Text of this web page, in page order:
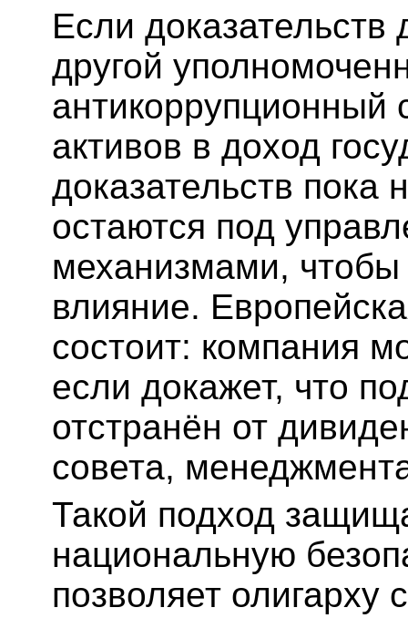
Если
другой
антикоррупционный
активов в доход
доказательств пока
остаются под
механизмами, чтобы
влияние.
состоит: компания
если докажет, что
отстранён от
совета,
Такой подход
национальную
позволяет олигарху